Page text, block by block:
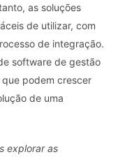
as soluções
de utilizar, com
de integração.
software de gestão
podem crescer
de uma
explorar as